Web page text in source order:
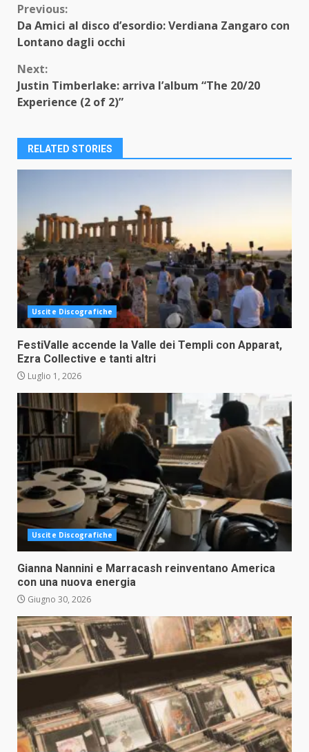
Continue
Reading
Previous:
Da Amici al disco d’esordio: Verdiana Zangaro con
Lontano dagli occhi
Next:
Justin Timberlake: arriva l’album “The 20/20
Experience (2 of 2)”
RELATED STORIES
Uscite Discografiche
FestiValle accende la Valle dei Templi con Apparat,
Ezra Collective e tanti altri
Luglio 1, 2026
Uscite Discografiche
Gianna Nannini e Marracash reinventano America
con una nuova energia
Giugno 30, 2026